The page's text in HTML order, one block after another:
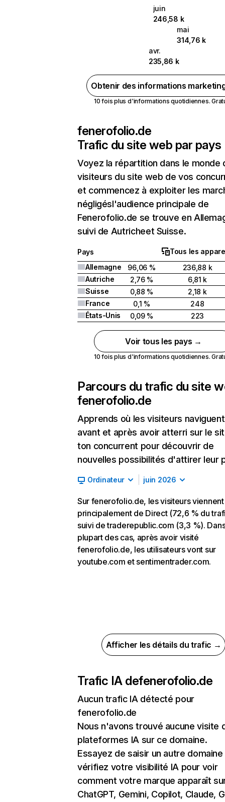
juin
246,58 k
mai
314,76 k
avr.
235,86 k
Obtenir des informations
10 fois plus d'informations quotidiennes.
fenerofolio.de
Trafic du site web par pays
Voyez la répartition dans le monde
visiteurs du site web de vos
et commencez à exploiter les
négligésl'audience principale de
Fenerofolio.de se trouve en
suivi de Autricheet Suisse.
Pays
Tous les
Allemagne
96,06 %
236,88 k
Autriche
2,76 %
6,81 k
Suisse
0,88 %
2,18 k
France
0,1 %
248
États-Unis
0,09 % 223
Voir tous les pays →
10 fois plus d'informations quotidiennes.
Parcours du trafic du site
fenerofolio.de
Apprends où les visiteurs naviguent
avant et après avoir atterri sur le
ton concurrent pour découvrir de
nouvelles possibilités d'attirer leur
Ordinateur juin 2026
Sur fenerofolio.de, les visiteurs viennent
principalement de Direct (72,6 % du
suivi de traderepublic.com (3,3 %).
plupart des cas, après avoir visité
fenerofolio.de, les utilisateurs vont sur
youtube.com et sentimentrader.com.
Afficher les détails du trafic →
Trafic IA defenerofolio.de
Aucun trafic IA détecté pour
fenerofolio.de
Nous n'avons trouvé aucune visite
plateformes IA sur ce domaine.
Essayez de saisir un autre domaine
vérifiez votre visibilité IA pour voir
comment votre marque apparaît
ChatGPT, Gemini, Copilot, Claude,